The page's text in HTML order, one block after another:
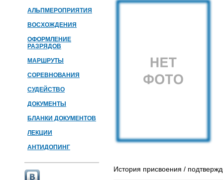
АЛЬПМЕРОПРИЯТИЯ
ВОСХОЖДЕНИЯ
ОФОРМЛЕНИЕ
РАЗРЯДОВ
МАРШРУТЫ
СОРЕВНОВАНИЯ
СУДЕЙСТВО
ДОКУМЕНТЫ
БЛАНКИ ДОКУМЕНТОВ
ЛЕКЦИИ
АНТИДОПИНГ
История присвоения /